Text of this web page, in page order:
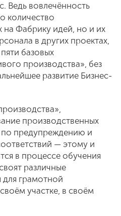
Ведь вовлечённость
количество
Фабрику идей, но и их
в других проектах,
базовых
производства», без
развитие Бизнес-
производственных
по предупреждению и
— этому и
в процессе обучения
различные
грамотной
участке, в своём